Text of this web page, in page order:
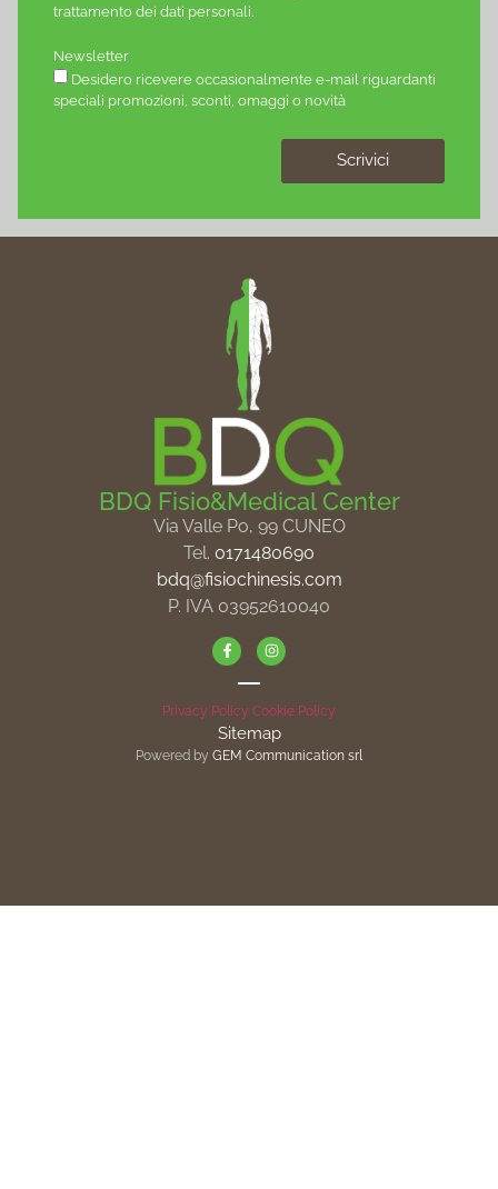
trattamento dei dati personali.
Newsletter
Desidero ricevere occasionalmente e-mail riguardanti
speciali promozioni, sconti, omaggi o novità
Scrivici
BDQ Fisio&Medical Center
Via Valle Po, 99 CUNEO
Tel. 0171480690
bdq@fisiochinesis.com
P. IVA 03952610040
Privacy Policy Cookie Policy
Sitemap
Powered by GEM Communication srl